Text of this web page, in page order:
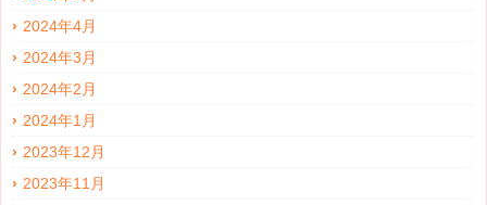
2024年4月
2024年3月
2024年2月
2024年1月
2023年12月
2023年11月